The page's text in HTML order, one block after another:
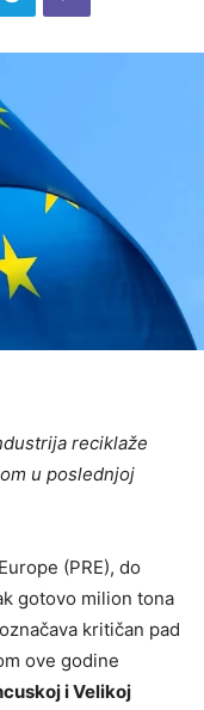
reciklaže
u poslednjoj
(PRE), do
gotovo milion tona
kritičan pad
ove godine
i Velikoj